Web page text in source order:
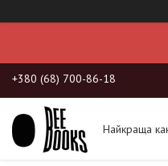
+380 (68) 700-86-18
Найкраща